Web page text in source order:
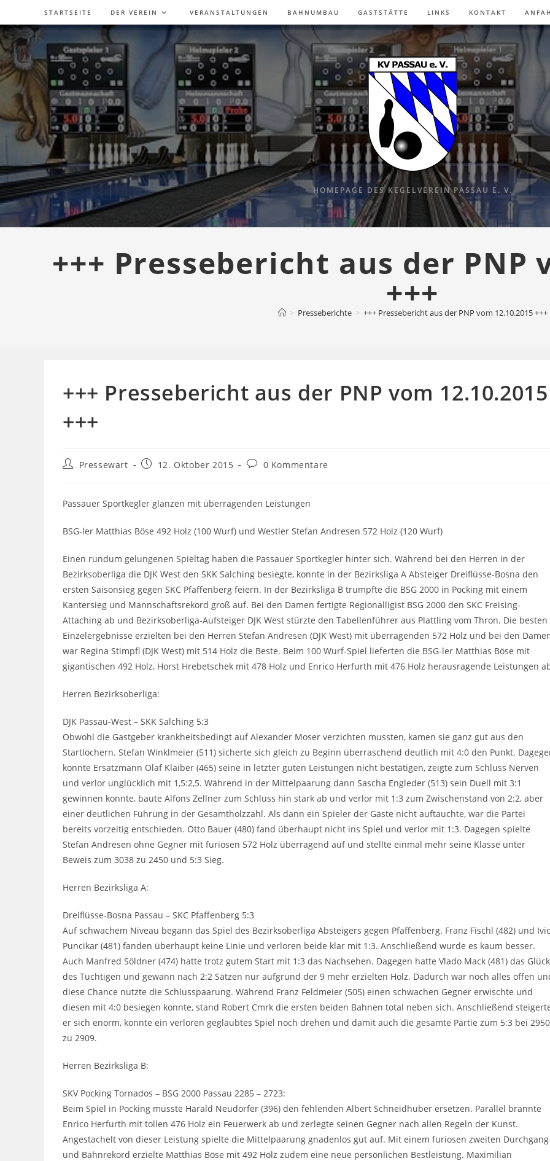
Inhalt
springen
STARTSEITE DER VEREIN VERANSTALTUNGEN BAHNUMBAU GASTSTÄTTE LINKS KONTAKT
HOMEPAGE DES KEGELVEREIN PASSAU E. V.
+++ Pressebericht aus der PNP
+++
> Presseberichte > +++ Pressebericht aus der PNP vom 12.10.2015 +++
+++ Pressebericht aus der PNP vom 12.10.2015
+++
Beitrags-
Pressewart
Beitrag12. Oktober 2015
Beitrags-
0 Kommentare
Passauer Sportkegler glänzen mit überragenden Leistungen
BSG-ler Matthias Böse 492 Holz (100 Wurf) und Westler Stefan Andresen 572 Holz (120 Wurf)
Einen rundum gelungenen Spieltag haben die Passauer Sportkegler hinter sich. Während bei den Herren in der
Bezirksoberliga die DJK West den SKK Salching besiegte, konnte in der Bezirksliga A Absteiger Dreiflüsse-Bosna den
ersten Saisonsieg gegen SKC Pfaffenberg feiern. In der Bezirksliga B trumpfte die BSG 2000 in Pocking mit einem
Kantersieg und Mannschaftsrekord groß auf. Bei den Damen fertigte Regionalligist BSG 2000 den SKC Freising-
Attaching ab und Bezirksoberliga-Aufsteiger DJK West stürzte den Tabellenführer aus Plattling vom Thron. Die besten
Einzelergebnisse erzielten bei den Herren Stefan Andresen (DJK West) mit überragenden 572 Holz und bei den
war Regina Stimpfl (DJK West) mit 514 Holz die Beste. Beim 100 Wurf-Spiel lieferten die BSG-ler Matthias Böse mit
gigantischen 492 Holz, Horst Hrebetschek mit 478 Holz und Enrico Herfurth mit 476 Holz herausragende Leistungen
Herren Bezirksoberliga:
DJK Passau-West – SKK Salching 5:3
Obwohl die Gastgeber krankheitsbedingt auf Alexander Moser verzichten mussten, kamen sie ganz gut aus den
Startlöchern. Stefan Winklmeier (511) sicherte sich gleich zu Beginn überraschend deutlich mit 4:0 den Punkt.
konnte Ersatzmann Olaf Klaiber (465) seine in letzter guten Leistungen nicht bestätigen, zeigte zum Schluss Nerven
und verlor unglücklich mit 1,5:2,5. Während in der Mittelpaarung dann Sascha Engleder (513) sein Duell mit 3:1
gewinnen konnte, baute Alfons Zellner zum Schluss hin stark ab und verlor mit 1:3 zum Zwischenstand von 2:2, aber
einer deutlichen Führung in der Gesamtholzzahl. Als dann ein Spieler der Gäste nicht auftauchte, war die Partei
bereits vorzeitig entschieden. Otto Bauer (480) fand überhaupt nicht ins Spiel und verlor mit 1:3. Dagegen spielte
Stefan Andresen ohne Gegner mit furiosen 572 Holz überragend auf und stellte einmal mehr seine Klasse unter
Beweis zum 3038 zu 2450 und 5:3 Sieg.
Herren Bezirksliga A:
Dreiflüsse-Bosna Passau – SKC Pfaffenberg 5:3
Auf schwachem Niveau begann das Spiel des Bezirksoberliga Absteigers gegen Pfaffenberg. Franz Fischl (482) und
Puncikar (481) fanden überhaupt keine Linie und verloren beide klar mit 1:3. Anschließend wurde es kaum besser.
Auch Manfred Söldner (474) hatte trotz gutem Start mit 1:3 das Nachsehen. Dagegen hatte Vlado Mack (481) das Glück
des Tüchtigen und gewann nach 2:2 Sätzen nur aufgrund der 9 mehr erzielten Holz. Dadurch war noch alles offen
diese Chance nutzte die Schlusspaarung. Während Franz Feldmeier (505) einen schwachen Gegner erwischte und
diesen mit 4:0 besiegen konnte, stand Robert Cmrk die ersten beiden Bahnen total neben sich. Anschließend
er sich enorm, konnte ein verloren geglaubtes Spiel noch drehen und damit auch die gesamte Partie zum 5:3 bei 2950
zu 2909.
Herren Bezirksliga B:
SKV Pocking Tornados – BSG 2000 Passau 2285 – 2723:
Beim Spiel in Pocking musste Harald Neudorfer (396) den fehlenden Albert Schneidhuber ersetzen. Parallel brannte
Enrico Herfurth mit tollen 476 Holz ein Feuerwerk ab und zerlegte seinen Gegner nach allen Regeln der Kunst.
Angestachelt von dieser Leistung spielte die Mittelpaarung gnadenlos gut auf. Mit einem furiosen zweiten Durchgang
und Bahnrekord erzielte Matthias Böse mit 492 Holz zudem eine neue persönlichen Bestleistung. Maximilian